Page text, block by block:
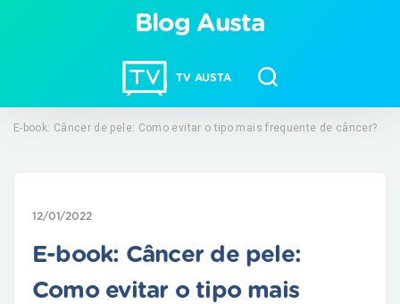
TV AUSTA
Blog Austa
E-book: Câncer de pele: Como evitar o tipo mais frequente de câncer?
12/01/2022
E-book: Câncer de pele:
Como evitar o tipo mais